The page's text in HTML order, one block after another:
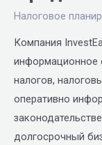
Налоговое
Компания
информационное
налогов,
оперативно
долгосрочный